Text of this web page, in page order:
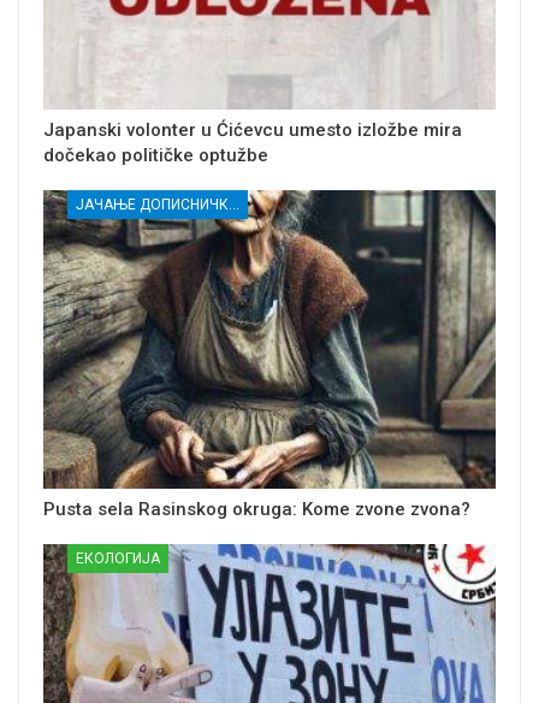
Japanski volonter u Ćićevcu umesto izložbe mira
dočekao političke optužbe
Pusta sela Rasinskog okruga: Kome zvone zvona?
ЕКОЛОГИЈА